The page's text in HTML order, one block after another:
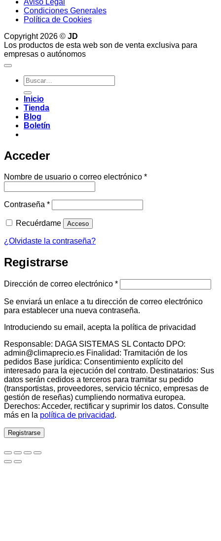
Aviso Legal
Condiciones Generales
Política de Cookies
Copyright 2026 © JD
Los productos de esta web son de venta exclusiva para
empresas o autónomos
Buscar
por:
Inicio
Tienda
Blog
Boletín
Acceder
Nombre de usuario o correo electrónico *Obligatorio
Contraseña *Obligatorio
Recuérdame Acceso
¿Olvidaste la contraseña?
Registrarse
Dirección de correo electrónico *Obligatorio
Se enviará un enlace a tu dirección de correo electrónico
para establecer una nueva contraseña.
Introduciendo su email, acepta la política de privacidad
Responsable: DAGA SISTEMAS SL Contacto DPO:
admin@climaprecio.es Finalidad: Tramitación de los
pedidos Base jurídica: Consentimiento explícito del
interesado para la ejecución del contrato. Destinatarios: Sus
datos serán cedidos a terceros para tramitar su pedido
(transportistas, proveedores, servicio técnico, empresas de
gestión de reseñas) cumpliendo normativa europea.
Derechos: Acceder, rectificar y suprimir los datos. Consulte
más en la política de privacidad.
Registrarse